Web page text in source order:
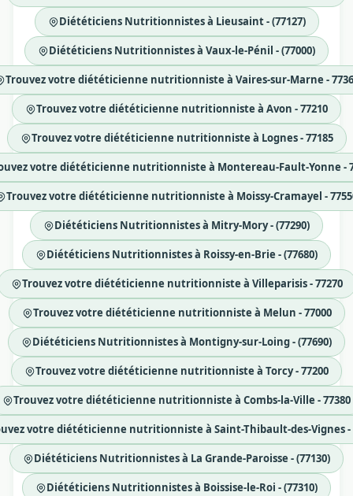
Diététiciens Nutritionnistes à Lieusaint - (77127)
Diététiciens Nutritionnistes à Vaux-le-Pénil - (77000)
Trouvez votre diététicienne nutritionniste à Vaires-sur-Marne -
Trouvez votre diététicienne nutritionniste à Avon - 77210
Trouvez votre diététicienne nutritionniste à Lognes - 77185
votre diététicienne nutritionniste à Montereau-Fault-Yonne -
Trouvez votre diététicienne nutritionniste à Moissy-Cramayel -
Diététiciens Nutritionnistes à Mitry-Mory - (77290)
Diététiciens Nutritionnistes à Roissy-en-Brie - (77680)
Trouvez votre diététicienne nutritionniste à Villeparisis - 77270
Trouvez votre diététicienne nutritionniste à Melun - 77000
Diététiciens Nutritionnistes à Montigny-sur-Loing - (77690)
Trouvez votre diététicienne nutritionniste à Torcy - 77200
Trouvez votre diététicienne nutritionniste à Combs-la-Ville - 77380
votre diététicienne nutritionniste à Saint-Thibault-des-Vignes -
Diététiciens Nutritionnistes à La Grande-Paroisse - (77130)
Diététiciens Nutritionnistes à Boissise-le-Roi - (77310)